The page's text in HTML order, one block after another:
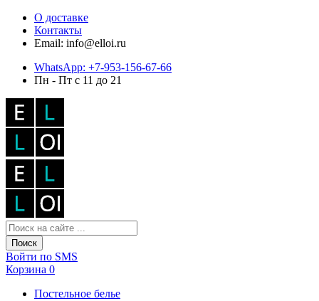
О доставке
Контакты
Email: info@elloi.ru
WhatsApp: +7-953-156-67-66
Пн - Пт с 11 до 21
Поиск
Войти по SMS
Корзина 0
Постельное белье